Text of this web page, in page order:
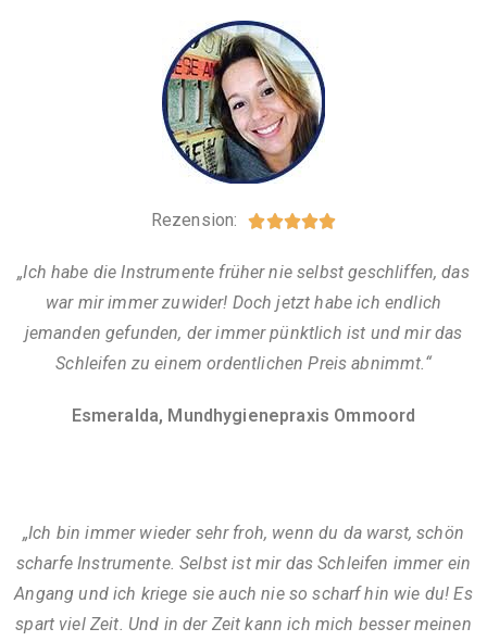
Rezension: 
„Ich habe die Instrumente früher nie selbst geschliffen, das
war mir immer zuwider! Doch jetzt habe ich endlich
jemanden gefunden, der immer pünktlich ist und mir das
Schleifen zu einem ordentlichen Preis abnimmt.“
Esmeralda, Mundhygienepraxis Ommoord
„Ich bin immer wieder sehr froh, wenn du da warst, schön
scharfe Instrumente. Selbst ist mir das Schleifen immer ein
Angang und ich kriege sie auch nie so scharf hin wie du! Es
spart viel Zeit. Und in der Zeit kann ich mich besser meinen